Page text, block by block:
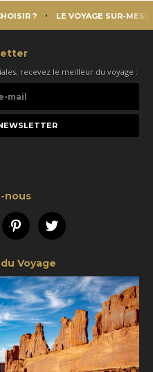
? LE VOYAGE SUR-
recevez le meilleur du voyage :
nous
PinterestTwitter
Voyage